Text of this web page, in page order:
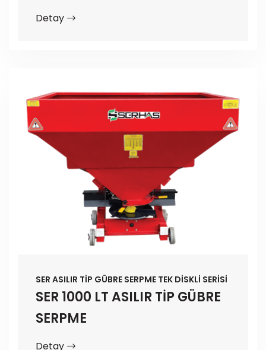
Detay
SER ASILIR TİP GÜBRE SERPME TEK DİSKLİ SERİSİ
SER 1000 LT ASILIR TİP GÜBRE
SERPME
Detay